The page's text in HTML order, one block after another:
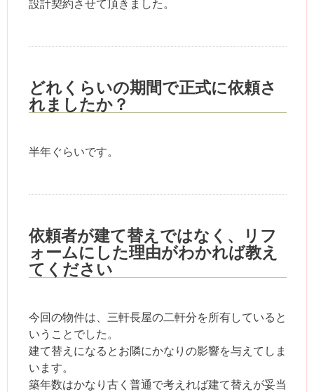
設計契約させて頂きました。
どれくらいの期間で正式に依頼さ
れましたか？
半年ぐらいです。
依頼者が建て替えではなく、リフ
ォームにした理由がわかれば教え
てください
今回の物件は、三軒長屋の二軒分を所有していると
いうことでした。
建て替えになるとお隣にかなりの影響を与えてしま
います。
築年数はかなり古く普通で考えれば建て替えが妥当